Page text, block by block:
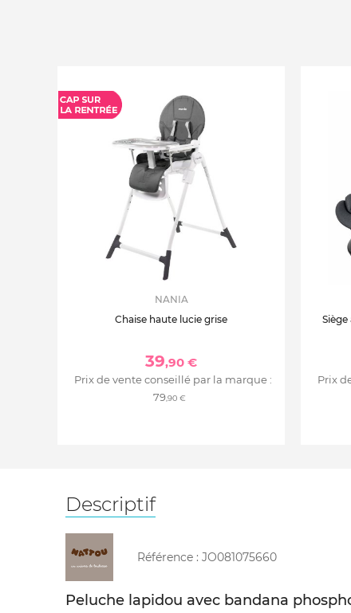
NANIA
Chaise haute lucie grise
39,90 €
Prix de vente conseillé par la marque :
79,90 €
Prix
Descriptif
Référence : JO081075660
Peluche lapidou avec bandana